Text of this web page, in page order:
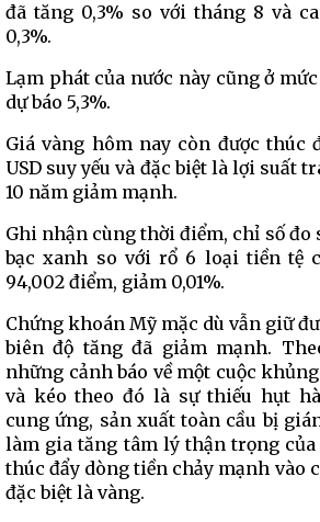
đã tăng 0,3% so với tháng 8 và
0,3%.
Lạm phát của nước này cũng ở
dự báo 5,3%.
Giá vàng hôm nay còn được thúc
USD suy yếu và đặc biệt là lợi suất
10 năm giảm mạnh.
Ghi nhận cùng thời điểm, chỉ số đo
bạc xanh so với rổ 6 loại tiền tệ
94,002 điểm, giảm 0,01%.
Chứng khoán Mỹ mặc dù vẫn giữ
biên độ tăng đã giảm mạnh.
những cảnh báo về một cuộc
và kéo theo đó là sự thiếu hụt
cung ứng, sản xuất toàn cầu bị
làm gia tăng tâm lý thận trọng của
thúc đẩy dòng tiền chảy mạnh vào
đặc biệt là vàng.